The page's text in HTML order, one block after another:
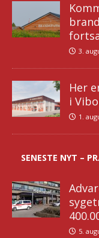
3.
Her
i
1.
SENESTE NYT –
5.